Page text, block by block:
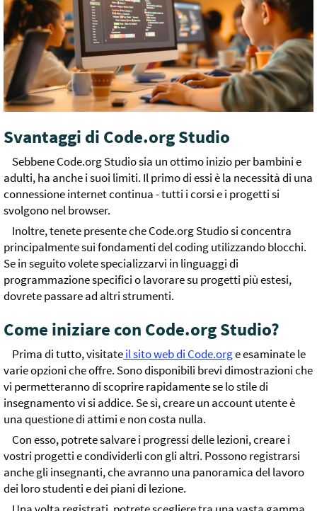
Svantaggi di Code.org Studio
Sebbene Code.org Studio sia un ottimo inizio per bambini e
adulti, ha anche i suoi limiti. Il primo di essi è la necessità di una
connessione internet continua - tutti i corsi e i progetti si
svolgono nel browser.
Inoltre, tenete presente che Code.org Studio si concentra
principalmente sui fondamenti del coding utilizzando blocchi.
Se in seguito volete specializzarvi in linguaggi di
programmazione specifici o lavorare su progetti più estesi,
dovrete passare ad altri strumenti.
Come iniziare con Code.org Studio?
Prima di tutto, visitateil sito web di Code.orge esaminate le
varie opzioni che offre. Sono disponibili brevi dimostrazioni che
vi permetteranno di scoprire rapidamente se lo stile di
insegnamento vi si addice. Se sì, creare un account utente è
una questione di attimi e non costa nulla.
Con esso, potrete salvare i progressi delle lezioni, creare i
vostri progetti e condividerli con gli altri. Possono registrarsi
anche gli insegnanti, che avranno una panoramica del lavoro
dei loro studenti e dei piani di lezione.